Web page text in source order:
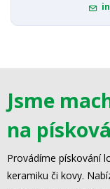
Jsme
na
Provádíme pískování
keramiku či kovy.